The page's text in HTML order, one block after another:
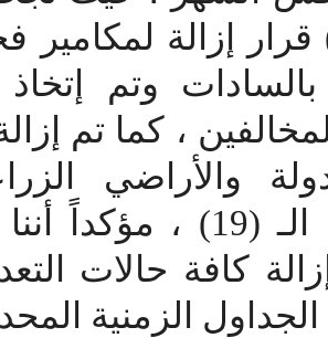
في تنفيذ (55) قرار إزالة
وتم إتخاذ
والأراضي
المرحلة الثالثة للموجة الـ (19) ،
حالات
الزمنية